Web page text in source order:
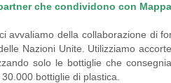
che condividono con
avvaliamo della collaborazione di
Nazioni Unite. Utilizziamo
solo le bottiglie che
bottiglie di plastica.